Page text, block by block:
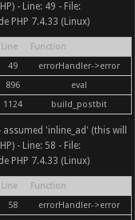
- Line: 49 - File:
PHP 7.4.33 (Linux)
Line
Function
49
errorHandler->error
896
eval
1124 build_postbit
'inline_ad' (this will
- Line: 58 - File:
PHP 7.4.33 (Linux)
Line
Function
58
errorHandler->error